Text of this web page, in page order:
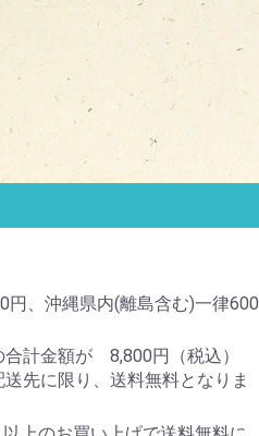
、沖縄県内(離島含む)一律600
合計金額が 8,800円（税込）
先に限り、送料無料となりま